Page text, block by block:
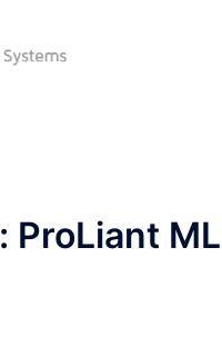
ProLiant